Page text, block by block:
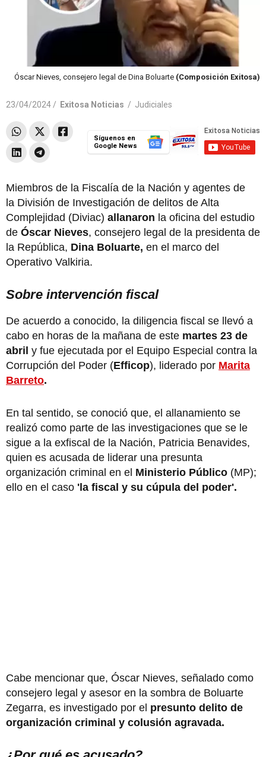
Óscar Nieves, consejero legal de Dina Boluarte (Composición Exitosa)
23/04/2024 / Exitosa Noticias / Judiciales
Síguenos en
Google News
Miembros de la Fiscalía de la Nación y agentes de
la División de Investigación de delitos de Alta
Complejidad (Diviac) allanaron la oficina del estudio
de Óscar Nieves, consejero legal de la presidenta de
la República, Dina Boluarte, en el marco del
Operativo Valkiria.
Sobre intervención fiscal
De acuerdo a conocido, la diligencia fiscal se llevó a
cabo en horas de la mañana de este martes 23 de
abril y fue ejecutada por el Equipo Especial contra la
Corrupción del Poder (Efficop), liderado por Marita
Barreto.
En tal sentido, se conoció que, el allanamiento se
realizó como parte de las investigaciones que se le
sigue a la exfiscal de la Nación, Patricia Benavides,
quien es acusada de liderar una presunta
organización criminal en el Ministerio Público (MP);
ello en el caso 'la fiscal y su cúpula del poder'.
Cabe mencionar que, Óscar Nieves, señalado como
consejero legal y asesor en la sombra de Boluarte
Zegarra, es investigado por el presunto delito de
organización criminal y colusión agravada.